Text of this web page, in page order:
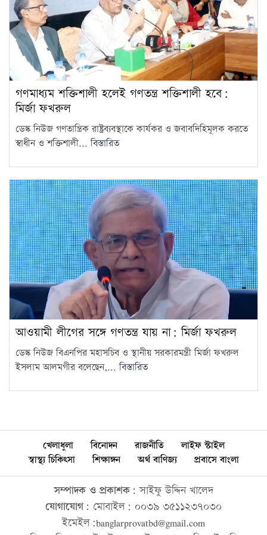
গণমাধ্যম শক্তিশালী হলেই গণতন্ত্র শক্তিশালী হবে:
মির্জা ফখরুল
ডেস্ক নিউজ গণতান্ত্রিক রাষ্ট্রব্যবস্থাকে কার্যকর ও জবাবদিহিমূলক করতে
স্বাধীন ও শক্তিশালী...বিস্তারিত
আওয়ামী লীগের সঙ্গে গণতন্ত্র যায় না: মির্জা ফখরুল
ডেস্ক নিউজ বিএনপির মহাসচিব ও স্থানীয় সরকারমন্ত্রী মির্জা ফখরুল
ইসলাম আলমগীর বলেছেন,...বিস্তারিত
খেলাধুলা বিনোদন রাজনীতি
লাইফ স্টাইল
স্বাস্থ্য চিকিৎসা
শিক্ষাঙ্গন অর্থ বাণিজ্য প্রবাসে বাংলা
সম্পাদক ও প্রকাশক: সাইফু উদ্দিন খালেদ
যোগাযোগ: মোবাইল: ০০৩৯ ৩৫১১২৩৭০৩০
ইমেইল:banglarprovatbd@gmail.com